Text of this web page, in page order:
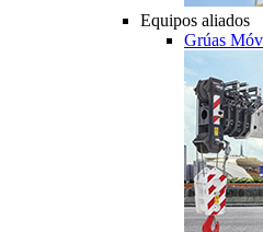
Equipos aliados
Grúas